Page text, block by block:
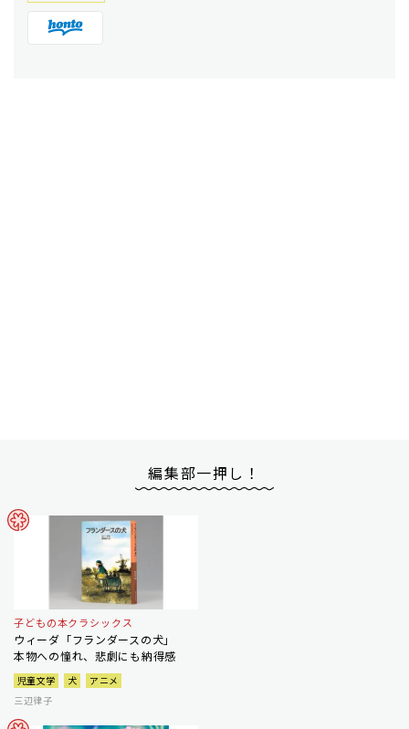
編集部一押し！
子どもの本クラシックス
ウィーダ「フランダースの犬」
本物への憧れ、悲劇にも納得感
児童文学 犬
アニメ
三辺律子